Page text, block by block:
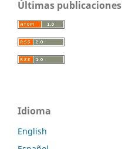
Últimas publicaciones
Idioma
English